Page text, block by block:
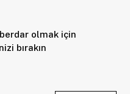
olmak için
bırakın